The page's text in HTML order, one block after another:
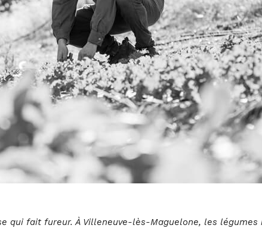
qui fait fureur. À Villeneuve-lès-Maguelone, les légumes